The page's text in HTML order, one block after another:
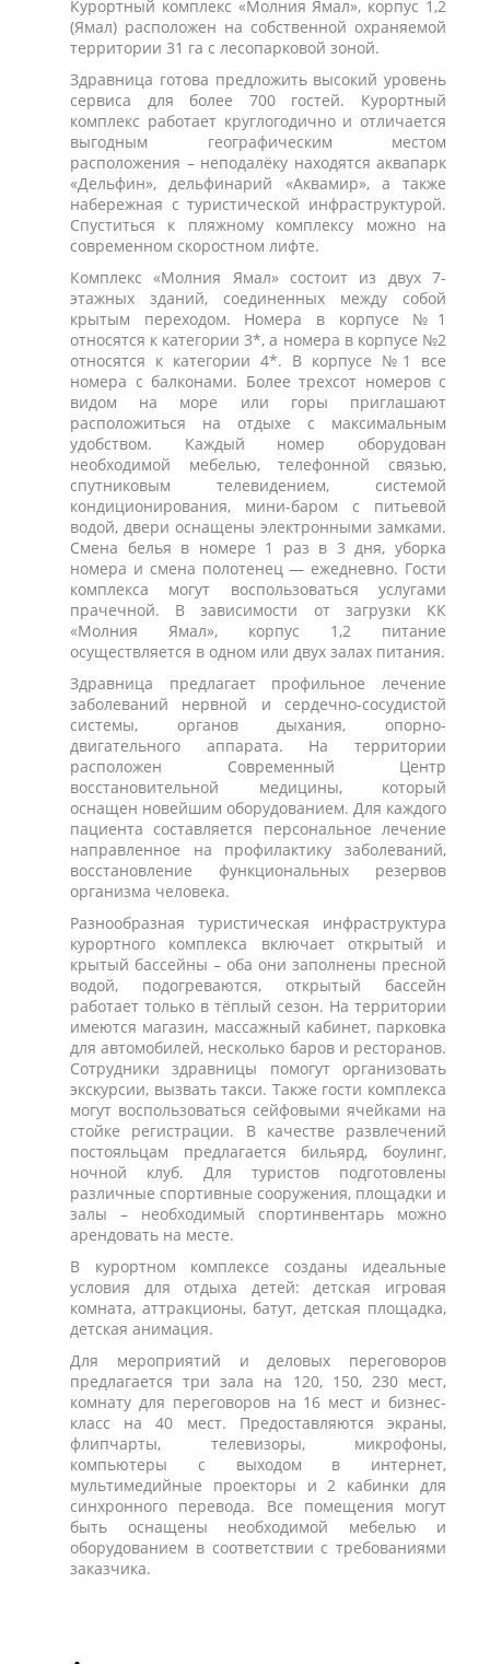
Курортный комплекс «Молния Ямал», корпус 1,2
(Ямал) расположен на собственной охраняемой
территории 31 га с лесопарковой зоной.
Здравница готова предложить высокий уровень
сервиса для более 700 гостей. Курортный
комплекс работает круглогодично и отличается
выгодным географическим местом
расположения – неподалёку находятся аквапарк
«Дельфин», дельфинарий «Аквамир», а также
набережная с туристической инфраструктурой.
Спуститься к пляжному комплексу можно на
современном скоростном лифте.
Комплекс «Молния Ямал» состоит из двух 7-
этажных зданий, соединенных между собой
крытым переходом. Номера в корпусе №1
относятся к категории 3*, а номера в корпусе №2
относятся к категории 4*. В корпусе №1 все
номера с балконами. Более трехсот номеров с
видом на море или горы приглашают
расположиться на отдыхе с максимальным
удобством. Каждый номер оборудован
необходимой мебелью, телефонной связью,
спутниковым телевидением, системой
кондиционирования, мини-баром с питьевой
водой, двери оснащены электронными замками.
Смена белья в номере 1 раз в 3 дня, уборка
номера и смена полотенец — ежедневно. Гости
комплекса могут воспользоваться услугами
прачечной. В зависимости от загрузки КК
«Молния Ямал», корпус 1,2 питание
осуществляется в одном или двух залах питания.
Здравница предлагает профильное лечение
заболеваний нервной и сердечно-сосудистой
системы, органов дыхания, опорно-
двигательного аппарата. На территории
расположен Современный Центр
восстановительной медицины, который
оснащен новейшим оборудованием. Для каждого
пациента составляется персональное лечение
направленное на профилактику заболеваний,
восстановление функциональных резервов
организма человека.
Разнообразная туристическая инфраструктура
курортного комплекса включает открытый и
крытый бассейны – оба они заполнены пресной
водой, подогреваются, открытый бассейн
работает только в тёплый сезон. На территории
имеются магазин, массажный кабинет, парковка
для автомобилей, несколько баров и ресторанов.
Сотрудники здравницы помогут организовать
экскурсии, вызвать такси. Также гости комплекса
могут воспользоваться сейфовыми ячейками на
стойке регистрации. В качестве развлечений
постояльцам предлагается бильярд, боулинг,
ночной клуб. Для туристов подготовлены
различные спортивные сооружения, площадки и
залы – необходимый спортинвентарь можно
арендовать на месте.
В курортном комплексе созданы идеальные
условия для отдыха детей: детская игровая
комната, аттракционы, батут, детская площадка,
детская анимация.
Для мероприятий и деловых переговоров
предлагается три зала на 120, 150, 230 мест,
комнату для переговоров на 16 мест и бизнес-
класс на 40 мест. Предоставляются экраны,
флипчарты, телевизоры, микрофоны,
компьютеры с выходом в интернет,
мультимедийные проекторы и 2 кабинки для
синхронного перевода. Все помещения могут
быть оснащены необходимой мебелью и
оборудованием в соответствии с требованиями
заказчика.